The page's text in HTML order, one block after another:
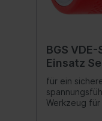
BGS
Einsatz
13 mm
für ein
Werkzeug